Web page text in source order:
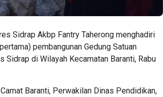
Sidrap Akbp Fantry Taherong menghadiri
pembangunan Gedung Satuan
Sidrap di Wilayah Kecamatan Baranti, Rabu
Baranti, Perwakilan Dinas Pendidikan,